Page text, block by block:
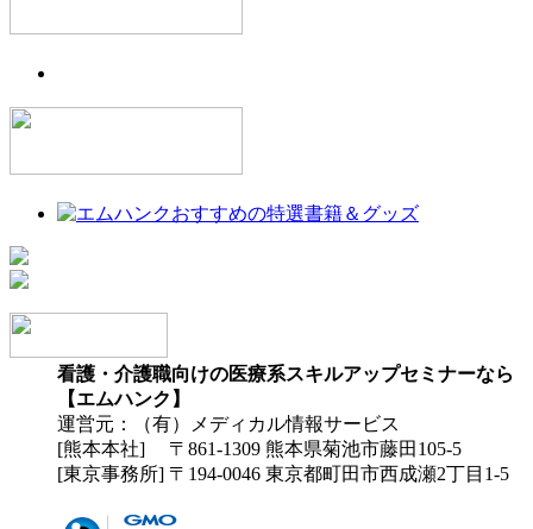
看護・介護職向けの医療系スキルアップセミナーなら
【エムハンク】
運営元：（有）メディカル情報サービス
[熊本本社] 〒861-1309 熊本県菊池市藤田105-5
[東京事務所] 〒194-0046 東京都町田市西成瀬2丁目1-5